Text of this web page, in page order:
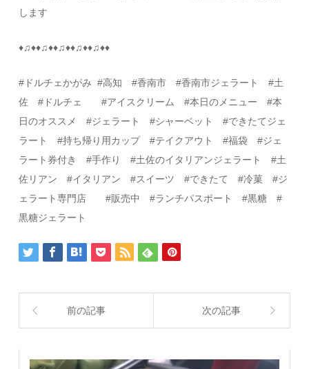
します
♦♫♦♦♫♦♦♫♦♦♫♦♦♫♦♦
# ドルチェかがみ #高知#香南市 #香南市ジェラート #土
佐# ドルチェ#アイスクリーム#本日のメニュー#本
日のオススメ#ジェラート#シャーベット#できたてジェ
ラート #持ち帰り用カップ #テイクアウト #福袋 #ジェ
ラート券付き#手作り#土佐のイタリアンジェラート#土
佐リアン#イタリアン#スイーツ #できたて#冷菓#ジ
ェラート専門店#販売中 #ランチパスポート #黒糖 #
黒糖ジェラート
前の記事 次の記事